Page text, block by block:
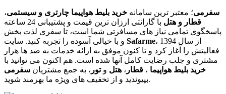
سفرمی؛ معتبر ترین سامانه خرید بلیط هواپیما چارتری و سیستمی،
قطار و هتل
با گارانتی ارزان ترین قیمت و پشتیبانی 24 ساعته
پاسخگوی تمامی نیاز های مسافرتی شما است، تا سفری لذت بخش
Safarme، از سال 1394
فعالیتش را آغاز کرد و تا کنون موفق به ارائه خدمات به صد ها هزار
مشتری و جلب رضایت کامل آنها شده است. هم اکنون می توانید با
خرید بلیط هواپیما ، قطار ، هتل وتور ، به جمع مشتریان سفرمی
بپیوندید و از تخفیف های ویژه ما بهرمند شوید.